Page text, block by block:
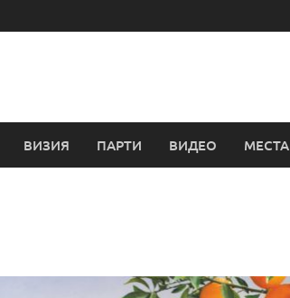
ВИЗИЯ ПАРТИ ВИДЕО МЕСТА